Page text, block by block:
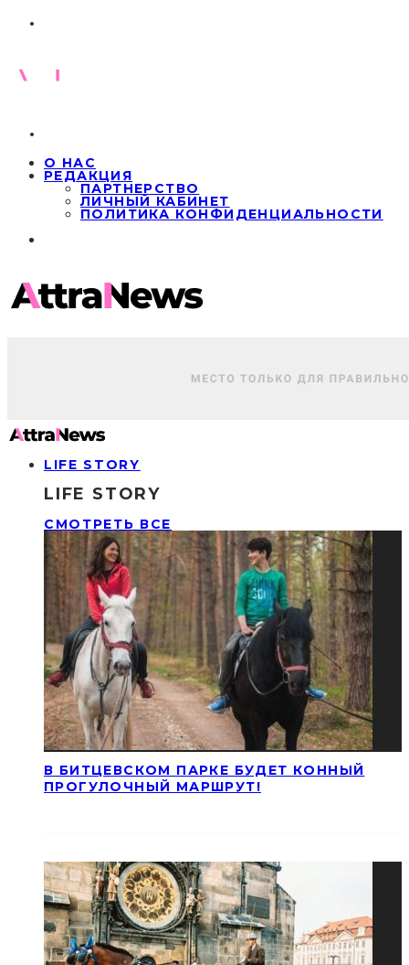
О НАС
РЕДАКЦИЯ
ПАРТНЕРСТВО
ЛИЧНЫЙ КАБИНЕТ
ПОЛИТИКА КОНФИДЕНЦИАЛЬНОСТИ
LIFE STORY
LIFE STORY
СМОТРЕТЬ ВСЕ
В БИТЦЕВСКОМ ПАРКЕ БУДЕТ КОННЫЙ
ПРОГУЛОЧНЫЙ МАРШРУТ!